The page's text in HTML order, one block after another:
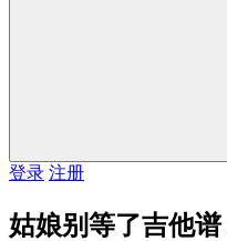
登录 注册
姑娘别等了吉他